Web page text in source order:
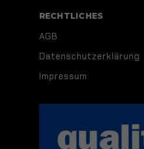
RECHTLICHES
AGB
Datenschutzerklärung
Impressum